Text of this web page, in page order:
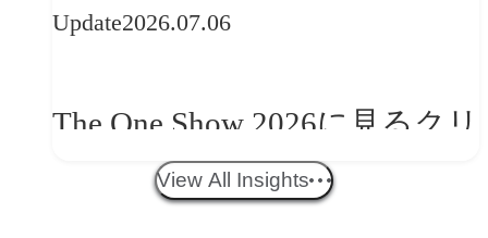
望
Update2026.07.06
The One Show 2026に見るクリ
エイティブトレンド──社会
View All Insights